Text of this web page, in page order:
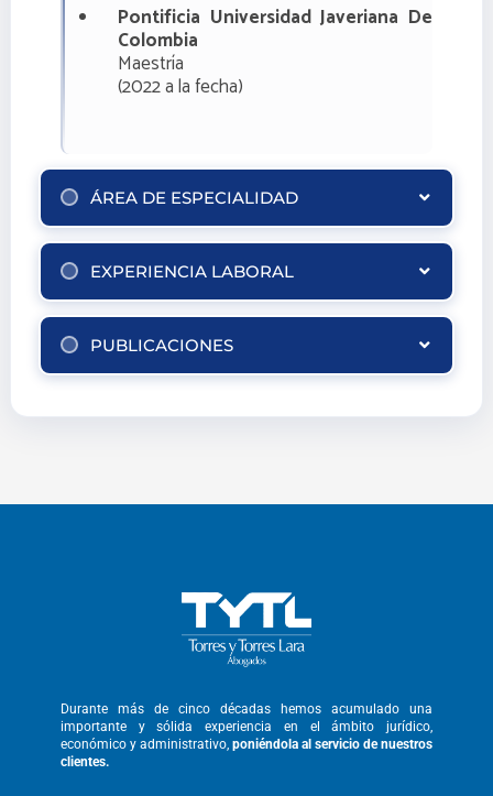
Pontificia Universidad Javeriana De
Colombia
Maestría
(2022 a la fecha)
ÁREA DE ESPECIALIDAD
EXPERIENCIA LABORAL
PUBLICACIONES
Durante más de cinco décadas hemos acumulado una
importante y sólidaexperiencia en el ámbito jurídico,
económico y administrativo, poniéndola al servicio de nuestros
clientes.